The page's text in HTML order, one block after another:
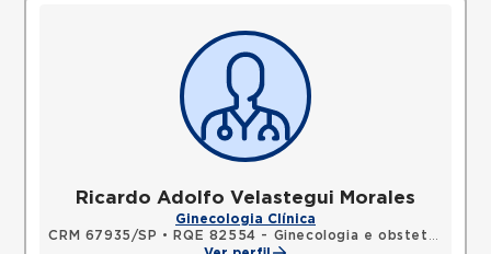
Ricardo Adolfo Velastegui Morales
Ginecologia Clínica
CRM 67935/SP •
RQE 82554 - Ginecologia e obstetrícia